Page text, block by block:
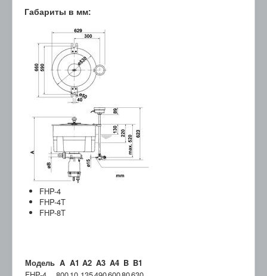
Габариты в мм:
FHP-4
FHP-4T
FHP-8T
Модель A A1 A2 A3 A4 B B1